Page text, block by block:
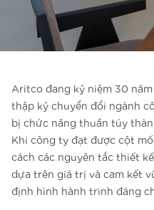
Liên hệ với chúng tôi
Liên hệ với chúng tôi
FAQ
Liên hệ với chúng tôi
Aritco đang kỷ niệm 30
thập kỷ chuyển đổi ngành
bị chức năng thuần túy
Khi công ty đạt được cột
cách các nguyên tắc thiết
dựa trên giá trị và cam kết
định hình hành trình đáng